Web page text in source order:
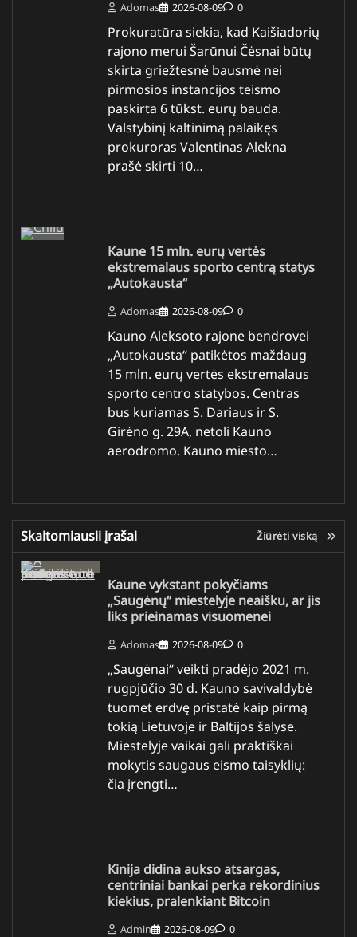
Adomas 2026-08-09 0
Prokuratūra siekia, kad Kaišiadorių
rajono merui Šarūnui Čėsnai būtų
skirta griežtesnė bausmė nei
pirmosios instancijos teismo
paskirta 6 tūkst. eurų bauda.
Valstybinį kaltinimą palaikęs
prokuroras Valentinas Alekna
prašė skirti 10…
Kaune 15 mln. eurų vertės
ekstremalaus sporto centrą statys
„Autokausta“
Adomas 2026-08-09 0
Kauno Aleksoto rajone bendrovei
„Autokausta“ patikėtos maždaug
15 mln. eurų vertės ekstremalaus
sporto centro statybos. Centras
bus kuriamas S. Dariaus ir S.
Girėno g. 29A, netoli Kauno
aerodromo. Kauno miesto…
Skaitomiausii įrašai Žiūrėti viską
Kaune vykstant pokyčiams
„Saugėnų“ miestelyje neaišku, ar jis
liks prieinamas visuomenei
Adomas 2026-08-09 0
„Saugėnai“ veikti pradėjo 2021 m.
rugpjūčio 30 d. Kauno savivaldybė
tuomet erdvę pristatė kaip pirmą
tokią Lietuvoje ir Baltijos šalyse.
Miestelyje vaikai gali praktiškai
mokytis saugaus eismo taisyklių:
čia įrengti…
Kinija didina aukso atsargas,
centriniai bankai perka rekordinius
kiekius, pralenkiant Bitcoin
Admin 2026-08-09 0